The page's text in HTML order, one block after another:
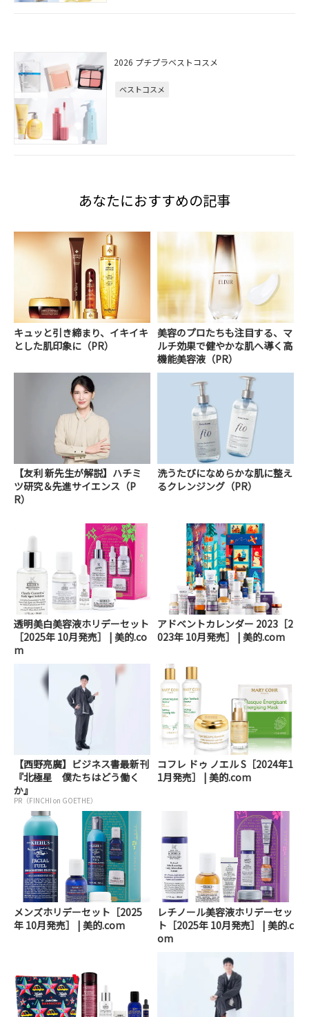
2026 プチプラベストコスメ
ベストコスメ
あなたにおすすめの記事
キュッと引き締まり、イキイキ
とした肌印象に（PR）
美容のプロたちも注目する、マ
ルチ効果で健やかな肌へ導く高
機能美容液（PR）
【友利 新先生が解説】ハチミ
ツ研究＆先進サイエンス（P
R）
洗うたびになめらかな肌に整え
るクレンジング（PR）
透明美白美容液ホリデーセット
［2025年 10月発売］ | 美的.co
m
アドベントカレンダー 2023［2
023年 10月発売］ | 美的.com
【西野亮廣】ビジネス書最新刊
『北極星 僕たちはどう働く
か』
PR（FINCHI on GOETHE）
コフレ ドゥ ノエル S［2024年1
1月発売］ | 美的.com
メンズホリデーセット［2025
年 10月発売］ | 美的.com
レチノール美容液ホリデーセッ
ト［2025年 10月発売］ | 美的.c
om